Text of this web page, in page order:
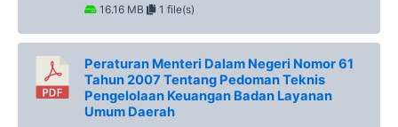
16.16 MB 1 file(s)
Peraturan Menteri Dalam Negeri Nomor 61
Tahun 2007 Tentang Pedoman Teknis
Pengelolaan Keuangan Badan Layanan
Umum Daerah